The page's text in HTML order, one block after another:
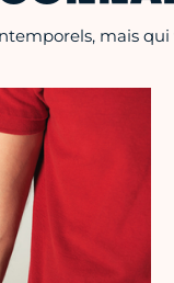
mais